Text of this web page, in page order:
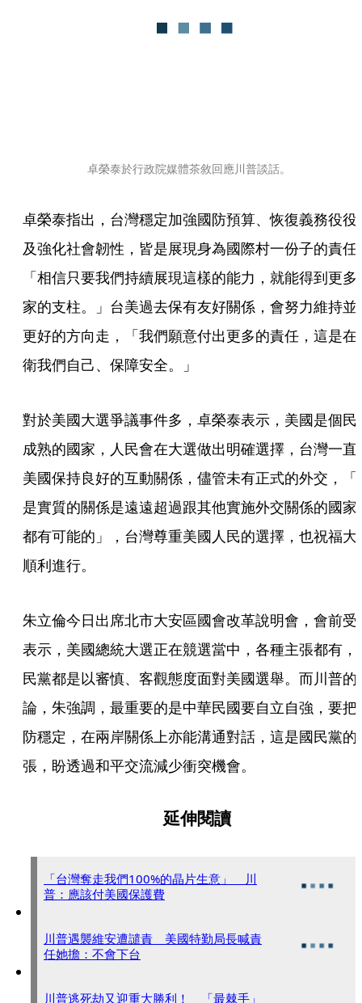
卓榮泰於行政院媒體茶敘回應川普談話。
卓榮泰指出，台灣穩定加強國防預算、恢復義務役役
及強化社會韌性，皆是展現身為國際村一份子的責任
「相信只要我們持續展現這樣的能力，就能得到更多
家的支柱。」台美過去保有友好關係，會努力維持並
更好的方向走，「我們願意付出更多的責任，這是在
衛我們自己、保障安全。」
對於美國大選爭議事件多，卓榮泰表示，美國是個民
成熟的國家，人民會在大選做出明確選擇，台灣一直
美國保持良好的互動關係，儘管未有正式的外交，「
是實質的關係是遠遠超過跟其他實施外交關係的國家
都有可能的」，台灣尊重美國人民的選擇，也祝福大
順利進行。
朱立倫今日出席北市大安區國會改革說明會，會前受
表示，美國總統大選正在競選當中，各種主張都有，
民黨都是以審慎、客觀態度面對美國選舉。而川普的
論，朱強調，最重要的是中華民國要自立自強，要把
防穩定，在兩岸關係上亦能溝通對話，這是國民黨的
張，盼透過和平交流減少衝突機會。
延伸閱讀
「台灣奪走我們100%的晶片生意」 川
普：應該付美國保護費
川普遇襲維安遭譴責 美國特勤局長喊責
任她擔：不會下台
川普逃死劫又迎重大勝利！ 「最棘手」